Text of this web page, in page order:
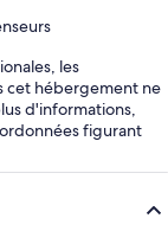
les
cet hébergement ne
d'informations,
figurant